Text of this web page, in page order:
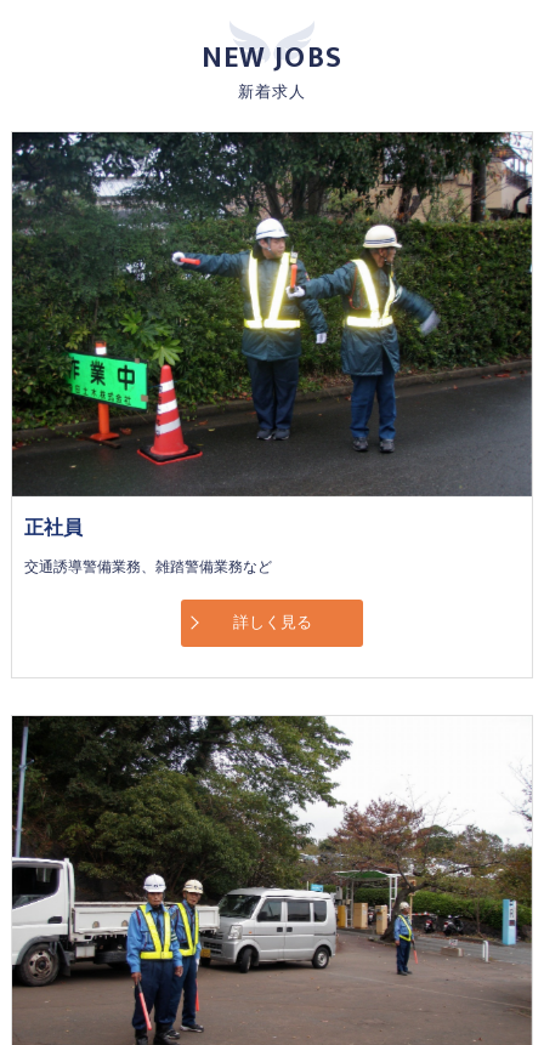
新着求人
NEW JOBS
正社員
交通誘導警備業務、雑踏警備業務など
詳しく見る